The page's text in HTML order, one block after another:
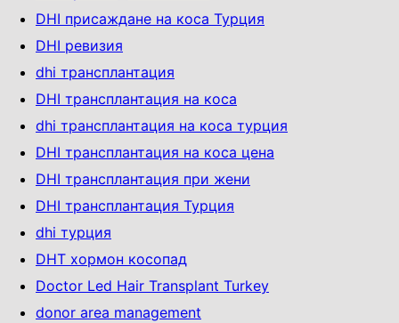
DHI присаждане на коса Турция
DHI ревизия
dhi трансплантация
DHI трансплантация на коса
dhi трансплантация на коса турция
DHI трансплантация на коса цена
DHI трансплантация при жени
DHI трансплантация Турция
dhi турция
DHT хормон косопад
Doctor Led Hair Transplant Turkey
donor area management